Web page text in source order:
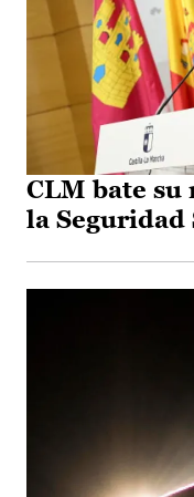
CLM bate
la Seguridad